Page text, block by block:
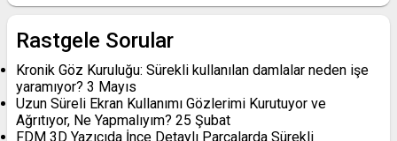
Rastgele Sorular
Kronik Göz Kuruluğu: Sürekli kullanılan damlalar neden işe
yaramıyor? 3 Mayıs
Uzun Süreli Ekran Kullanımı Gözlerimi Kurutuyor ve
Ağrıtıyor, Ne Yapmalıyım? 25 Şubat
FDM 3D Yazıcıda İnce Detaylı Parçalarda Sürekli